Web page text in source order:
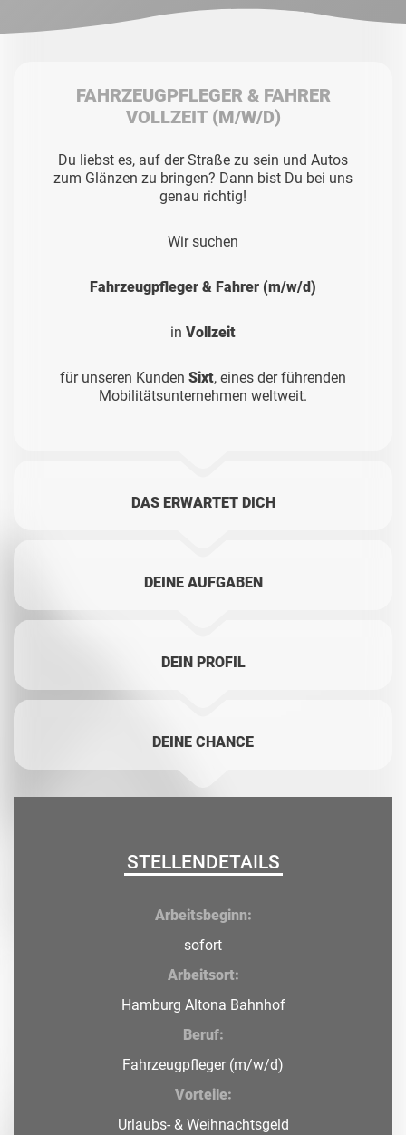
FAHRZEUGPFLEGER & FAHRER
VOLLZEIT (M/W/D)
Du liebst es, auf der Straße zu sein und Autos
zum Glänzen zu bringen? Dann bist Du bei uns
genau richtig!
Wir suchen
Fahrzeugpfleger & Fahrer (m/w/d)
in Vollzeit
für unseren Kunden Sixt, eines der führenden
Mobilitätsunternehmen weltweit.
DAS ERWARTET DICH
DEINE AUFGABEN
DEIN PROFIL
DEINE CHANCE
STELLENDETAILS
Arbeitsbeginn:
sofort
Arbeitsort:
Hamburg Altona Bahnhof
Beruf:
Fahrzeugpfleger (m/w/d)
Vorteile:
Urlaubs- & Weihnachtsgeld